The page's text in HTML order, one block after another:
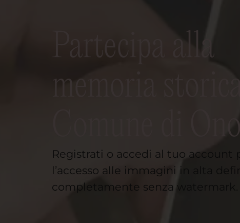
Partecipa alla
memoria
Comune di
Registrati o accedi al tuo account
l’accesso alle immagini in alta
completamente senza watermark.